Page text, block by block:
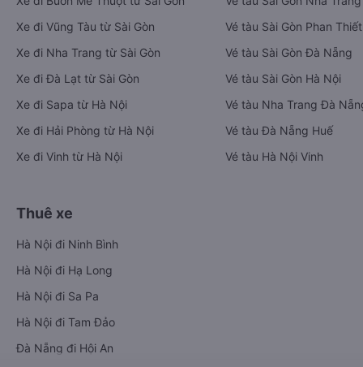
Xe đi Vũng Tàu từ Sài Gòn
Xe đi Nha Trang từ Sài Gòn
Xe đi Đà Lạt từ Sài Gòn
Xe đi Sapa từ Hà Nội
Xe đi Hải Phòng từ Hà Nội
Xe đi Vinh từ Hà Nội
Vé tàu Sài Gòn Phan Thiết
Vé tàu Sài Gòn Đà Nẵng
Vé tàu Sài Gòn Hà Nội
Vé tàu Nha Trang Đà
Vé tàu Đà Nẵng Huế
Vé tàu Hà Nội Vinh
Thuê xe
Hà Nội đi Ninh Bình
Hà Nội đi Hạ Long
Hà Nội đi Sa Pa
Hà Nội đi Tam Đảo
Đà Nẵng đi Hội An